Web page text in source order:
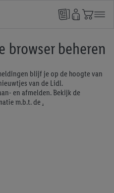
browser beheren
blijf je op de hoogte van
van de Lidl.
en afmelden. Bekijk de
m.b.t. de .